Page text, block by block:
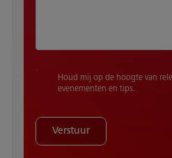
Houd mij op de hoogte van
evenementen en tips.
Verstuur